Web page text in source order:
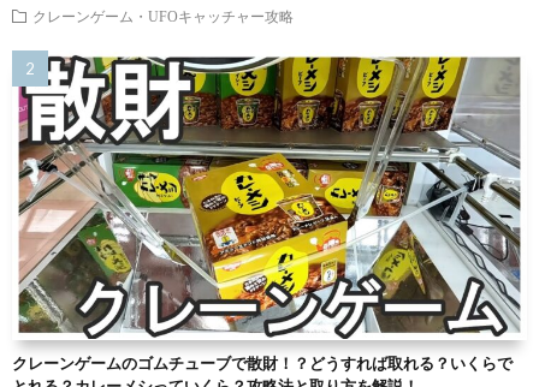
クレーンゲーム・UFOキャッチャー攻略
クレーンゲームのゴムチューブで散財！？どうすれば取れる？いくらで